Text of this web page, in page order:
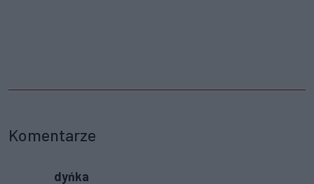
Komentarze
dyńka